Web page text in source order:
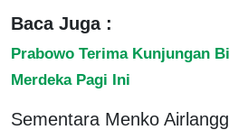
Baca Juga :
Prabowo Terima Kunjungan
Merdeka Pagi Ini
Sementara Menko